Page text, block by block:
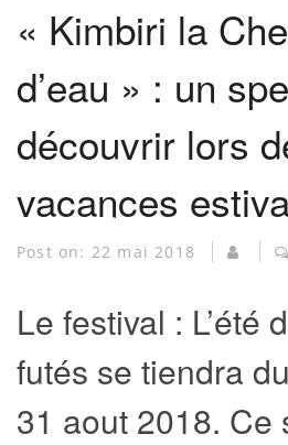
« Kimbiri la
d’eau » : un
découvrir lors
vacances
Post on: 22 mai 2018
Le festival : L’été
futés se tiendra
31 aout 2018. Ce